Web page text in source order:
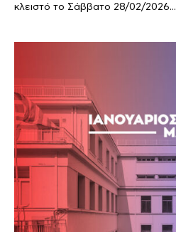
κλειστό το Σάββατο 28/02/2026...